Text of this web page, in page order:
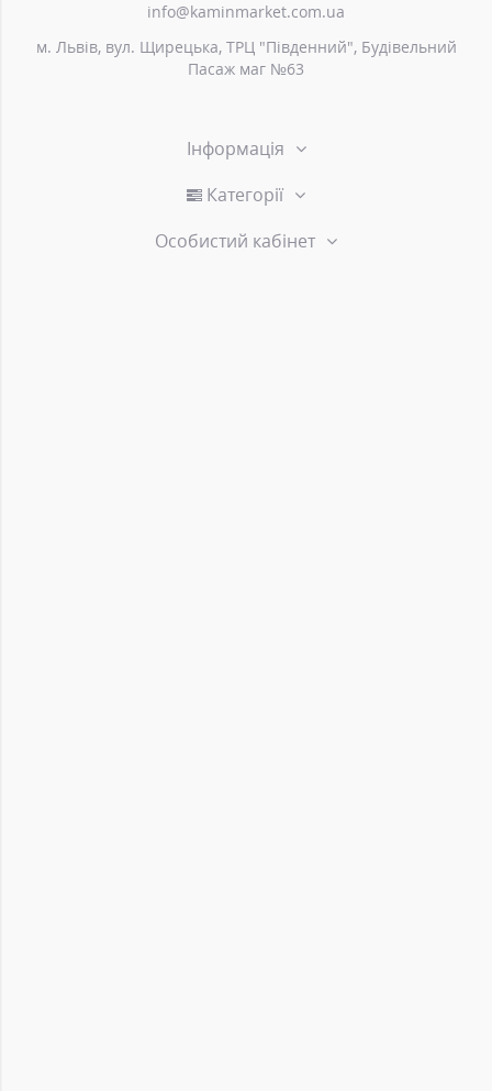
info@kaminmarket.com.ua
м. Львів, вул. Щирецька, ТРЦ "Південний", Будівельний
Пасаж маг №63
Інформація
Категорії
Особистий кабінет